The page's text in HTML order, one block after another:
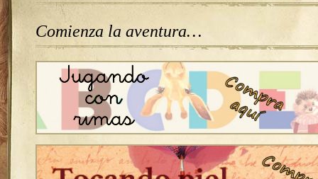
Comienza la aventura…